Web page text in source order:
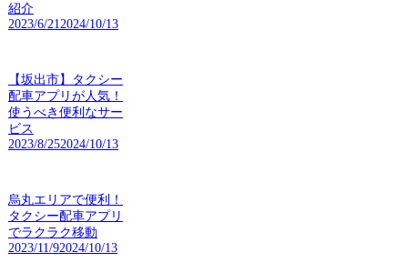
紹介
2023/6/21 2024/10/13
【坂出市】タクシー
配車アプリが人気！
使うべき便利なサー
ビス
2023/8/252024/10/13
烏丸エリアで便利！
タクシー配車アプリ
でラクラク移動
2023/11/92024/10/13